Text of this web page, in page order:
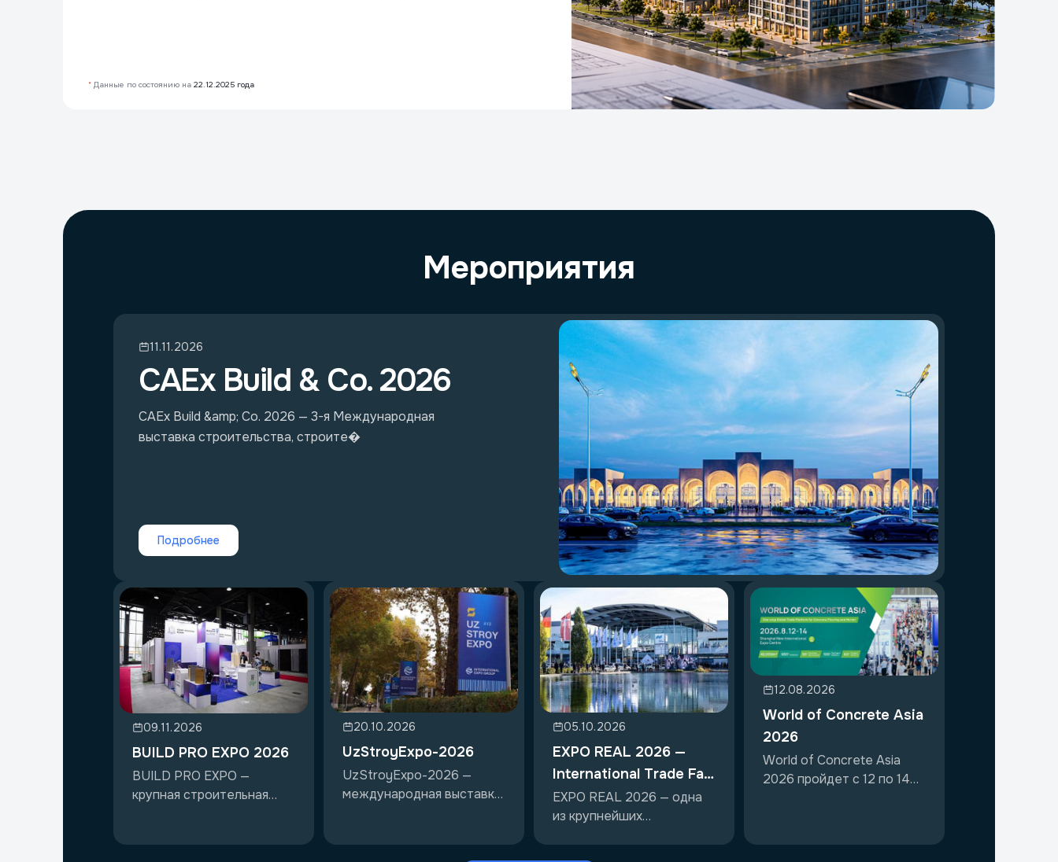
* Данные по состоянию на 22.12.2025 года
Мероприятия
11.11.2026
CAEx Build & Co. 2026
CAEx Build &amp; Co. 2026 — 3-я Международная
выставка строительства, строите�
Подробнее
09.11.2026
BUILD PRO EXPO 2026
BUILD PRO EXPO —
крупная строительная
20.10.2026
UzStroyExpo-2026
UzStroyExpo-2026 —
международная выставка
05.10.2026
EXPO REAL 2026 —
International Trade Fair
for Property &
Investment
EXPO REAL 2026 — одна
из крупнейших
12.08.2026
World of Concrete Asia
2026
World of Concrete Asia
2026 пройдет с 12 по 14